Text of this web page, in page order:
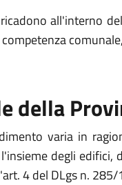
all'interno
della
varia in
degli
4 del DLgs n.